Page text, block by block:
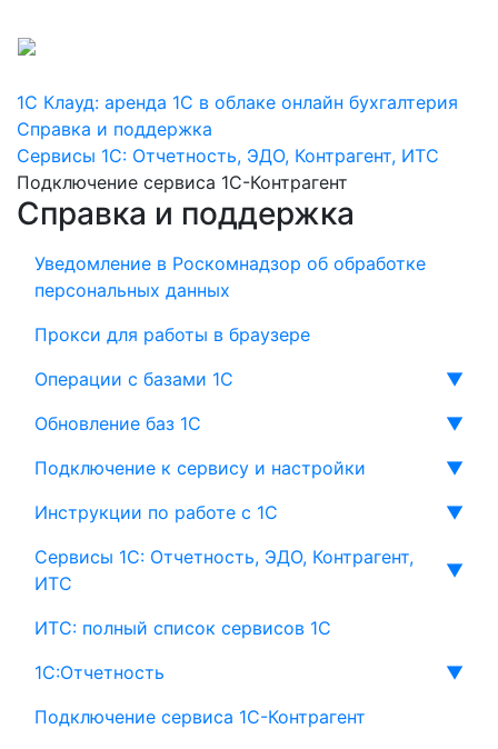
1С Клауд: аренда 1С в облаке онлайн бухгалтерия
Справка и поддержка
Сервисы 1С: Отчетность, ЭДО, Контрагент, ИТС
Подключение сервиса 1С-Контрагент
Справка и поддержка
Уведомление в Роскомнадзор об обработке
персональных данных
Прокси для работы в браузере
Операции с базами 1С
▼
Обновление баз 1С
▼
Подключение к сервису и настройки
▼
Инструкции по работе с 1С
▼
Сервисы 1С: Отчетность, ЭДО, Контрагент,
ИТС
▼
ИТС: полный список сервисов 1С
1С:Отчетность
▼
Подключение сервиса 1С-Контрагент